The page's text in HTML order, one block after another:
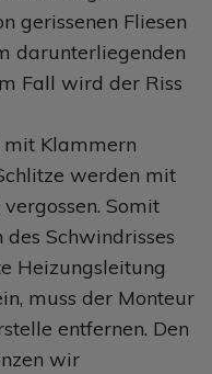
gerissenen Fliesen
darunterliegenden
Fall wird der Riss
mit Klammern
werden mit
Somit
Schwindrisses
Heizungsleitung
muss der Monteur
entfernen. Den
wir